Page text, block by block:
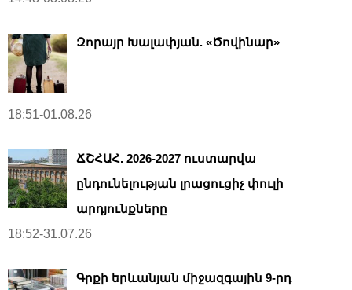
Զորայր Խալափյան. «Ծովինար»
18:51-01.08.26
ՃՇՀԱՀ. 2026-2027 ուստարվա
ընդունելության լրացուցիչ փուլի
արդյունքները
18:52-31.07.26
Գրքի երևանյան միջազգային 9-րդ